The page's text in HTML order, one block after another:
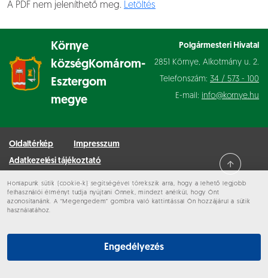
Honlapunk sütik (cookie-k) segítségével törekszik arra, hogy a lehető legjobb
felhasználói élményt tudja nyújtani Önnek, mindezt anélkül, hogy Önt
azonosítanánk. A “Megengedem” gombra való kattintással Ön hozzájárul a sütik
használatához.
Engedélyezés
A PDF nem jeleníthető meg. Letöltés
Környe
községKomárom-
Esztergom
megye
Polgármesteri Hivatal
2851 Környe, Alkotmány u. 2.
Telefonszám: 34 / 573 - 100
E-mail: info@kornye.hu
Oldaltérkép
Impresszum
Adatkezelési tájékoztató
Minden jog fenntartva © 2026 Környe